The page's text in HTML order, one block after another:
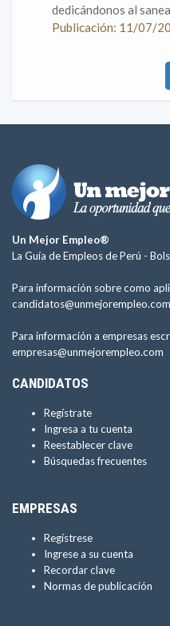
dedicándonos al
Publicación: 11/07/
Un Mejor Empleo®
La Guía de Empleos de Perú -
Para información sobre como
candidatos@unmejorempleo.com
Para información a empresas
empresas@unmejorempleo.com
CANDIDATOS
Regístrate
Ingresa a tu cuenta
Reestablecer clave
Búsquedas frecuentes
EMPRESAS
Regístrese
Ingrese a su cuenta
Recordar clave
Normas de publicación